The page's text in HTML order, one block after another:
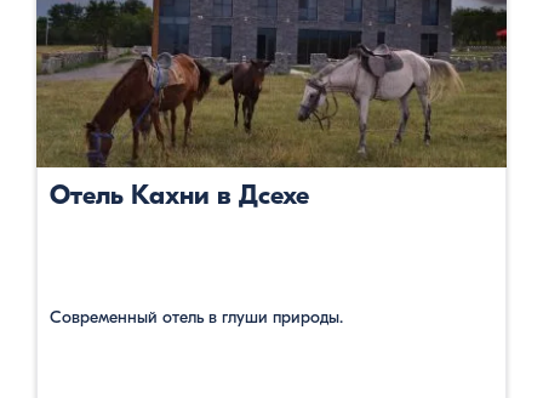
Отель Кахни в Дсехе
Современный отель в глуши природы.